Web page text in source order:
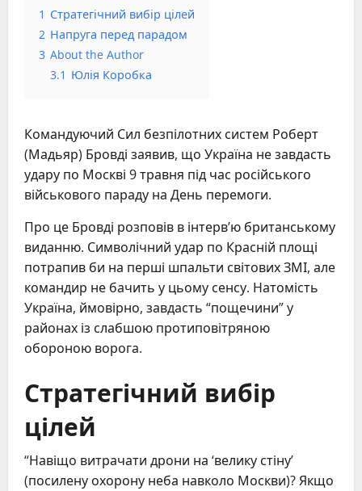
1 Стратегічний вибір цілей
2 Напруга перед парадом
3 About the Author
3.1 Юлія Коробка
Командуючий Сил безпілотних систем Роберт
(Мадьяр) Бровді заявив, що Україна не завдасть
удару по Москві 9 травня під час російського
військового параду на День перемоги.
Про це Бровді розповів в інтерв’ю британському
виданню. Символічний удар по Красній площі
потрапив би на перші шпальти світових ЗМІ, але
командир не бачить у цьому сенсу. Натомість
Україна, ймовірно, завдасть “пощечини” у
районах із слабшою протиповітряною
обороною ворога.
Стратегічний вибір
цілей
“Навіщо витрачати дрони на ‘велику стіну’
(посилену охорону неба навколо Москви)? Якщо